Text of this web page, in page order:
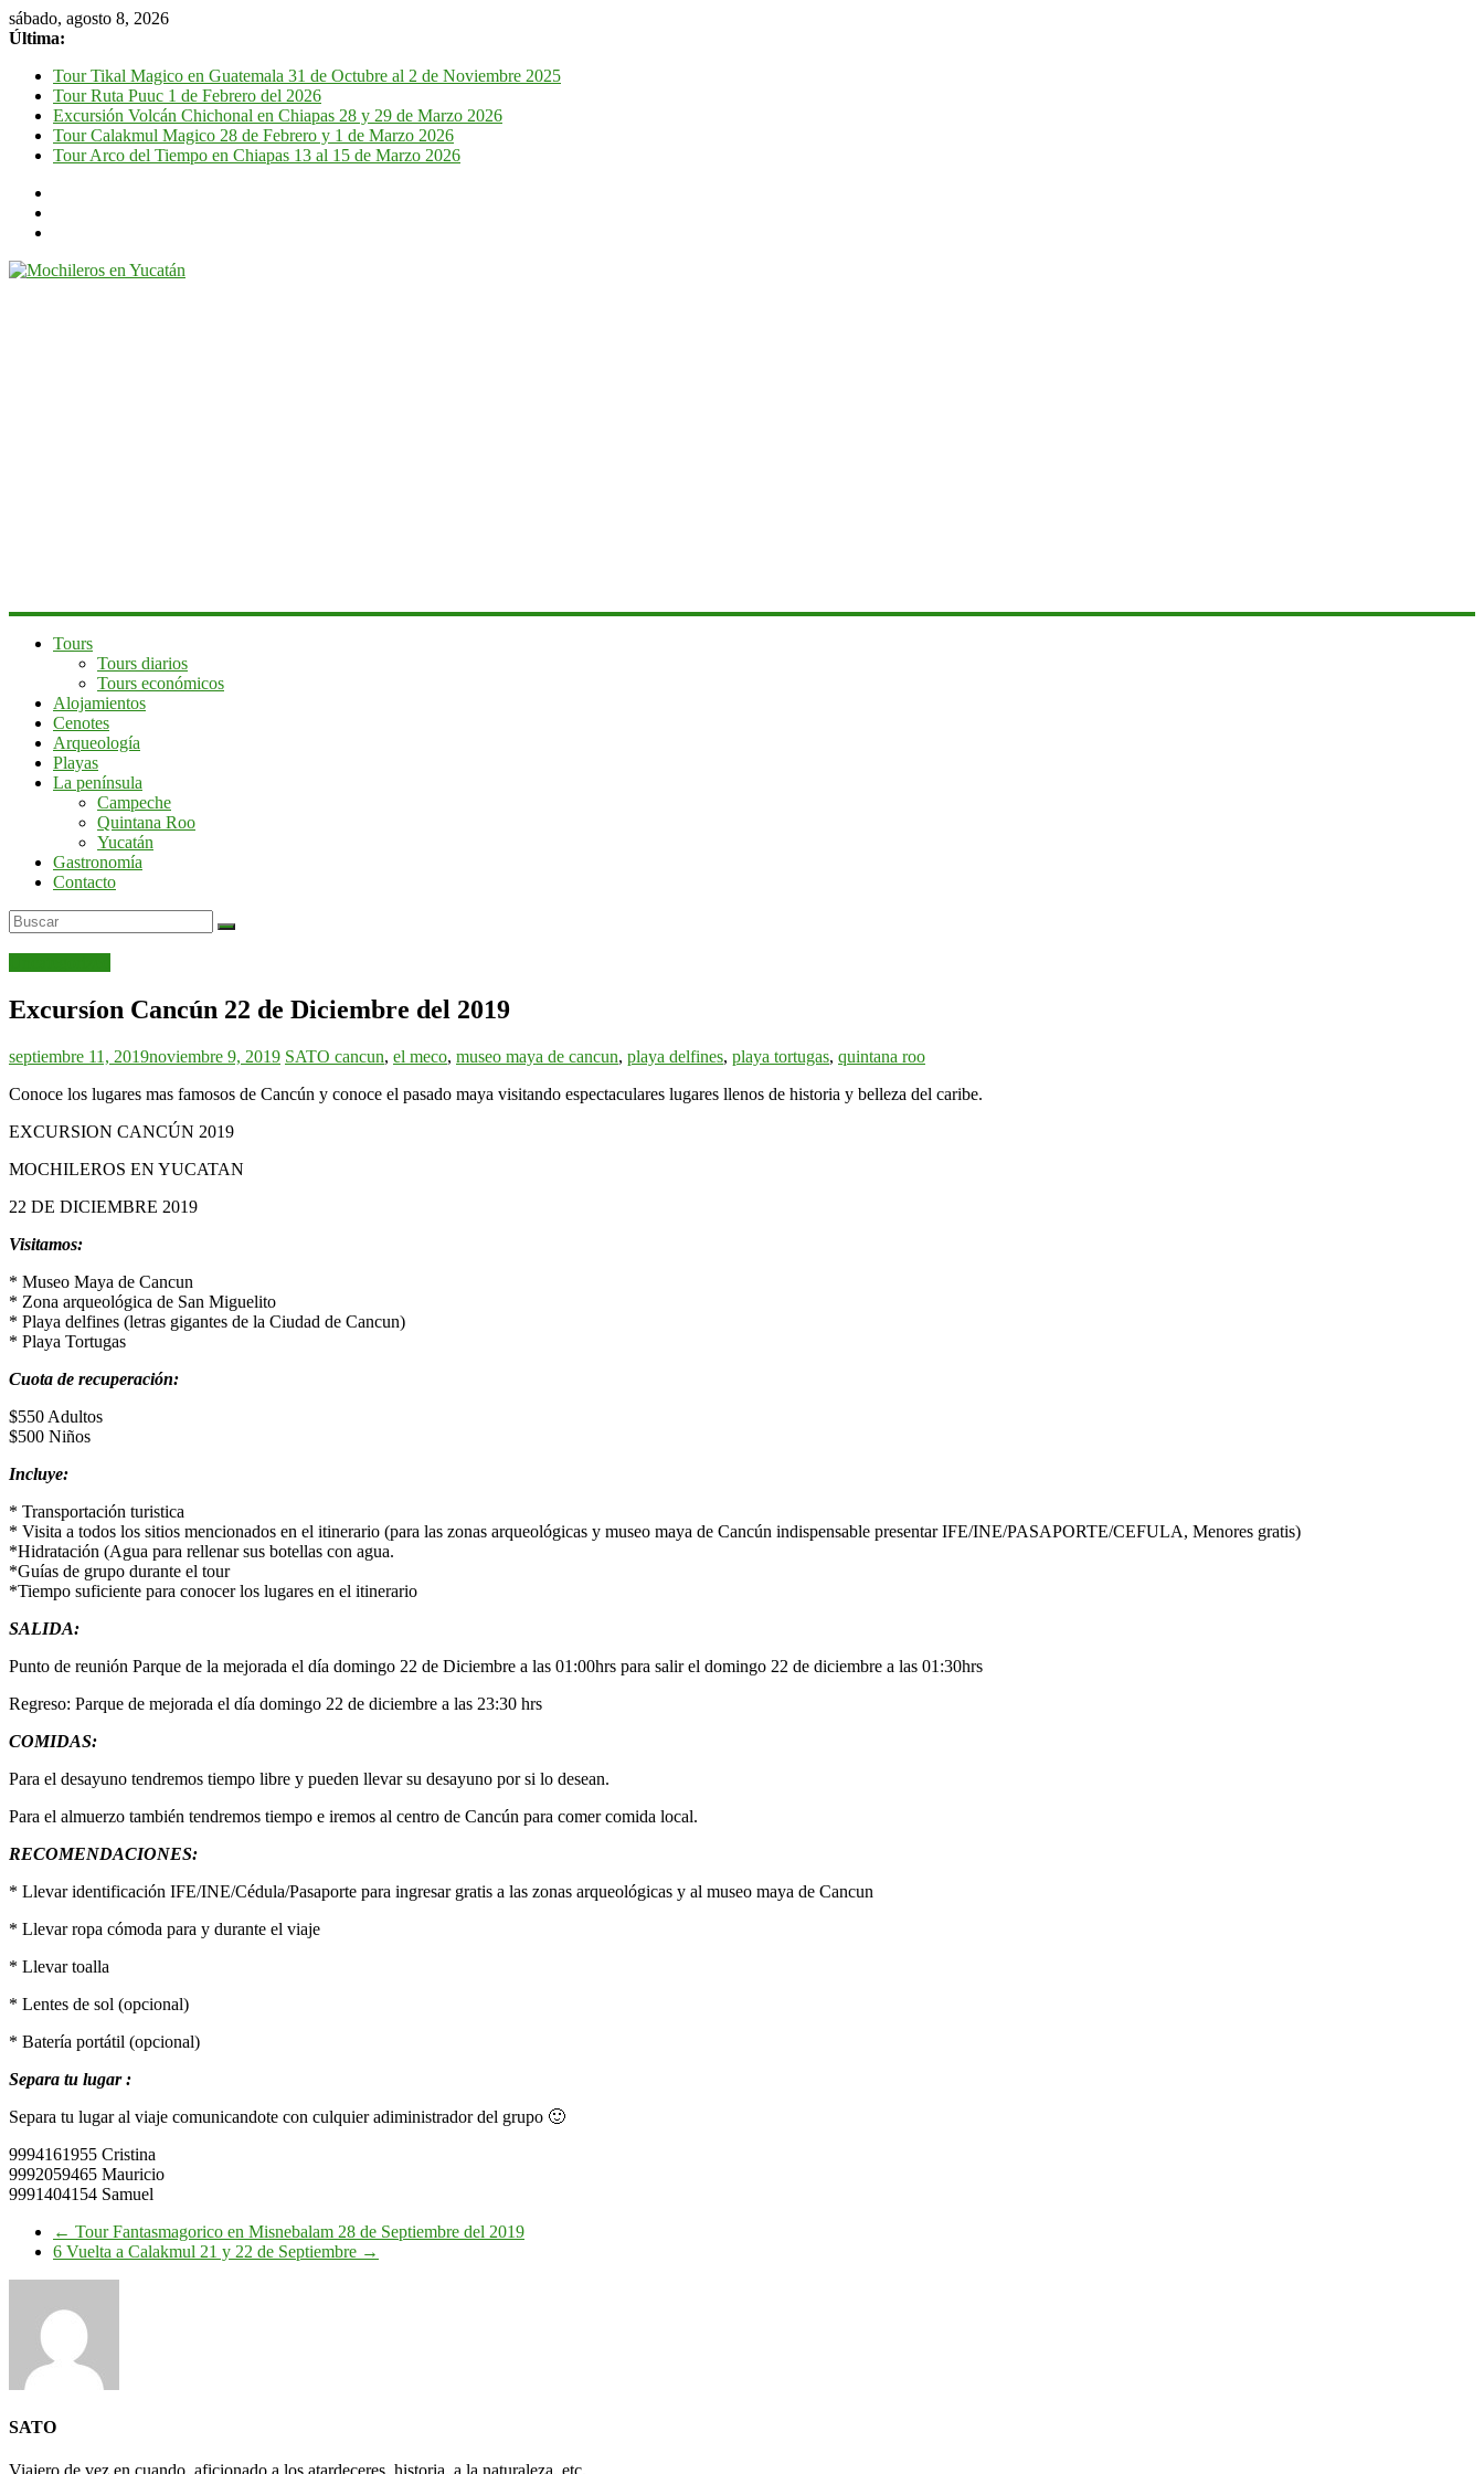
sábado, agosto 8, 2026
Última:
Tour Tikal Magico en Guatemala 31 de Octubre al 2 de Noviembre 2025
Tour Ruta Puuc 1 de Febrero del 2026
Excursión Volcán Chichonal en Chiapas 28 y 29 de Marzo 2026
Tour Calakmul Magico 28 de Febrero y 1 de Marzo 2026
Tour Arco del Tiempo en Chiapas 13 al 15 de Marzo 2026
Tours
Tours diarios
Tours económicos
Alojamientos
Cenotes
Arqueología
Playas
La península
Campeche
Quintana Roo
Yucatán
Gastronomía
Contacto
Excursíon Cancún 22 de Diciembre del 2019
septiembre 11, 2019noviembre 9, 2019 SATO cancun, el meco, museo maya de cancun, playa delfines, playa tortugas, quintana roo
Conoce los lugares mas famosos de Cancún y conoce el pasado maya visitando espectaculares lugares llenos de historia y belleza del caribe.
EXCURSION CANCÚN 2019
MOCHILEROS EN YUCATAN
22 DE DICIEMBRE 2019
Visitamos:
* Museo Maya de Cancun
* Zona arqueológica de San Miguelito
* Playa delfines (letras gigantes de la Ciudad de Cancun)
* Playa Tortugas
Cuota de recuperación:
$550 Adultos
$500 Niños
Incluye:
* Transportación turistica
* Visita a todos los sitios mencionados en el itinerario (para las zonas arqueológicas y museo maya de Cancún indispensable presentar IFE/INE/PASAPORTE/CEFULA, Menores gratis)
*Hidratación (Agua para rellenar sus botellas con agua.
*Guías de grupo durante el tour
*Tiempo suficiente para conocer los lugares en el itinerario
SALIDA:
Punto de reunión Parque de la mejorada el día domingo 22 de Diciembre a las 01:00hrs para salir el domingo 22 de diciembre a las 01:30hrs
Regreso: Parque de mejorada el día domingo 22 de diciembre a las 23:30 hrs
COMIDAS:
Para el desayuno tendremos tiempo libre y pueden llevar su desayuno por si lo desean.
Para el almuerzo también tendremos tiempo e iremos al centro de Cancún para comer comida local.
RECOMENDACIONES:
* Llevar identificación IFE/INE/Cédula/Pasaporte para ingresar gratis a las zonas arqueológicas y al museo maya de Cancun
* Llevar ropa cómoda para y durante el viaje
* Llevar toalla
* Lentes de sol (opcional)
* Batería portátil (opcional)
Separa tu lugar :
Separa tu lugar al viaje comunicandote con culquier adiministrador del grupo 🙂
9994161955 Cristina
9992059465 Mauricio
9991404154 Samuel
← Tour Fantasmagorico en Misnebalam 28 de Septiembre del 2019
6 Vuelta a Calakmul 21 y 22 de Septiembre →
SATO